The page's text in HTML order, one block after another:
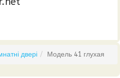
двері Модель 41 глухая